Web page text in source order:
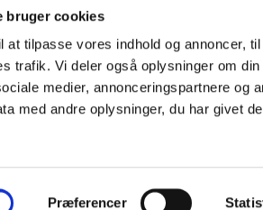
bruger cookies
at tilpasse vores indhold og annoncer,
trafik. Vi deler også oplysninger om
medier, annonceringspartnere og
med andre oplysninger, du har givet
Præferencer
Følg os på
Twitter
Instagram